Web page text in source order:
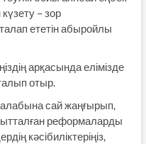
– зор
ететін абыройлы
арқасында елімізде
отыр.
сай жаңғырып,
реформаларды
кәсібиліктеріңіз,